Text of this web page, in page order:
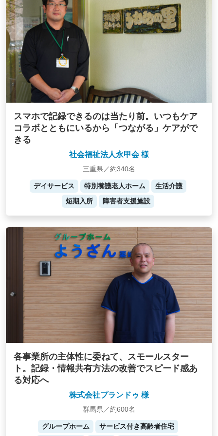
スマホで記録できるのは当たり前。いつもケア
コラボとともにいるから「つながる」ケアがで
きる
社会福祉法人永甲会 様
三重県／約340名
デイサービス 特別養護老人ホーム
生活介護
短期入所
障害者支援施設
各事業所の主体性に委ねて、スモールスター
ト。記録・情報共有方法の改善でスピード感あ
る対応へ
株式会社プランドゥ 様
群馬県／約600名
グループホーム サービス付き高齢者住宅